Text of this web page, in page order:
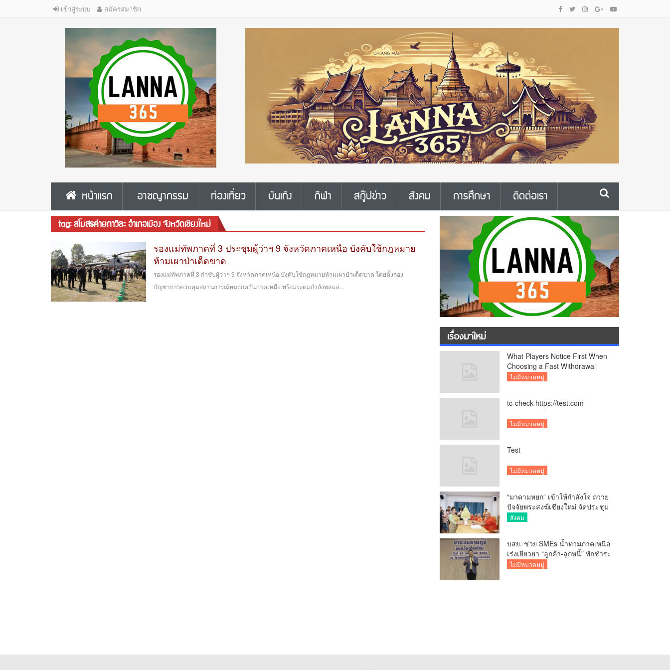
เข้าสู่ระบบ สมัครสมาชิก
หน้าแรก อาชญากรรม ท่องเที่ยว บันเทิง กีฬา สกู๊ปข่าว สังคม การศึกษา ติดต่อเรา
tag: สโมสรค่ายกาวิละ อำเภอเมือง จังหวัดเชียงใหม่
รองแม่ทัพภาคที่ 3 ประชุมผู้ว่าฯ 9 จังหวัดภาคเหนือ บังคับใช้กฎหมาย
ห้ามเผาป่าเด็ดขาด
รองแม่ทัพภาคที่ 3 กำชับผู้ว่าฯ 9 จังหวัดภาคเหนือ บังคับใช้กฎหมายห้ามเผาป่าเด็ดขาด โดยตั้งกอง
บัญชาการควบคุมสถานการณ์หมอกควันภาคเหนือ พร้อมระดมกำลังพลแล...
เรื่องมาใหม่
What Players Notice First When
Choosing a Fast Withdrawal
Casino UK
ไม่มีหมวดหมู่
tc-check-https://test.com
ไม่มีหมวดหมู่
Test
ไม่มีหมวดหมู่
“มาดามหยก” เข้าให้กำลังใจ ถวาย
ปัจจัยพระสงฆ์เชียงใหม่ จัดประชุม
ทำบัญชีรายรับรายจ่ายของวัด กว่า
สังคม
บสย. ช่วย SMEs น้ำท่วมภาคเหนือ
เร่งเยียวยา “ลูกค้า-ลูกหนี้” พักชำระ
ค่าธรรมเนียม-ค่างวด
ไม่มีหมวดหมู่